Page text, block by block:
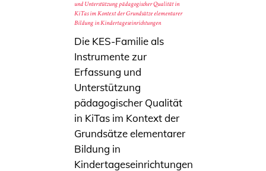
und Unterstützung pädagogischer Qualität in
KiTas im Kontext der Grundsätze elementarer
Bildung in Kindertageseinrichtungen
Die KES-Familie als
Instrumente zur
Erfassung und
Unterstützung
pädagogischer Qualität
in KiTas im Kontext der
Grundsätze elementarer
Bildung in
Kindertageseinrichtungen